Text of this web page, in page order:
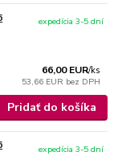
66,00 EUR/ks
53,66 EUR bez DPH
expedícia 3-5 dní
Pridať do košíka
expedícia 3-5 dní